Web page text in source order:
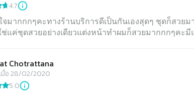
4.7
จมากกกๆคะทางร้านบริการดีเป็นกันเองสุดๆ ชุดก็สวยม
ช่แค่ชุดสวยอย่างเดียวแต่งหน้าทำผมก็สวยมากกกๆคะ
Chotrattana
มื่อ 28/02/2020
5.0